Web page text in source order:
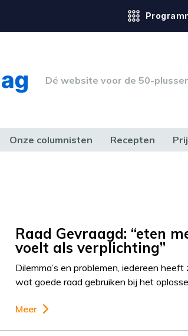
Dé website voor de 50-plusser
Onze columnisten Recepten
Raad Gevraagd: “eten
voelt als verplichting”
Dilemma’s en problemen, iedereen
wat goede raad gebruiken bij het
Meer